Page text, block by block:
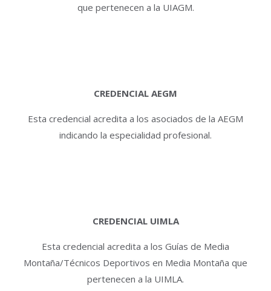
que pertenecen a la UIAGM.
CREDENCIAL AEGM
Esta credencial acredita a los asociados de la AEGM
indicando la especialidad profesional.
CREDENCIAL UIMLA
Esta credencial acredita a los Guías de Media
Montaña/Técnicos Deportivos en Media Montaña que
pertenecen a la UIMLA.